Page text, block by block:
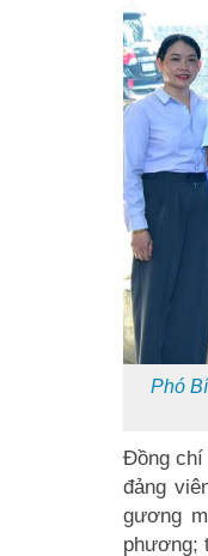
Phó
Đồng chí
đảng
gương
phương;